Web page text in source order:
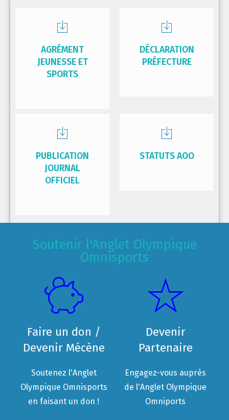
AGRÉMENT
JEUNESSE ET
SPORTS
DÉCLARATION
PRÉFECTURE
PUBLICATION
JOURNAL
OFFICIEL
STATUTS AOO
Soutenir l'Anglet Olympique
Omnisports
Faire un don /
Devenir Mécène
Soutenez l'Anglet
Olympique Omnisports
en faisant un don !
Devenir
Partenaire
Engagez-vous auprès
de l'Anglet Olympique
Omniports